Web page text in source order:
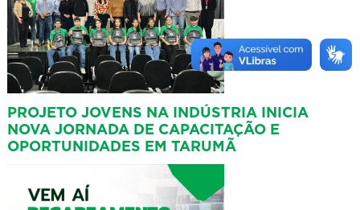
PROJETO JOVENS NA INDÚSTRIA INICIA
NOVA JORNADA DE CAPACITAÇÃO E
OPORTUNIDADES EM TARUMÃ